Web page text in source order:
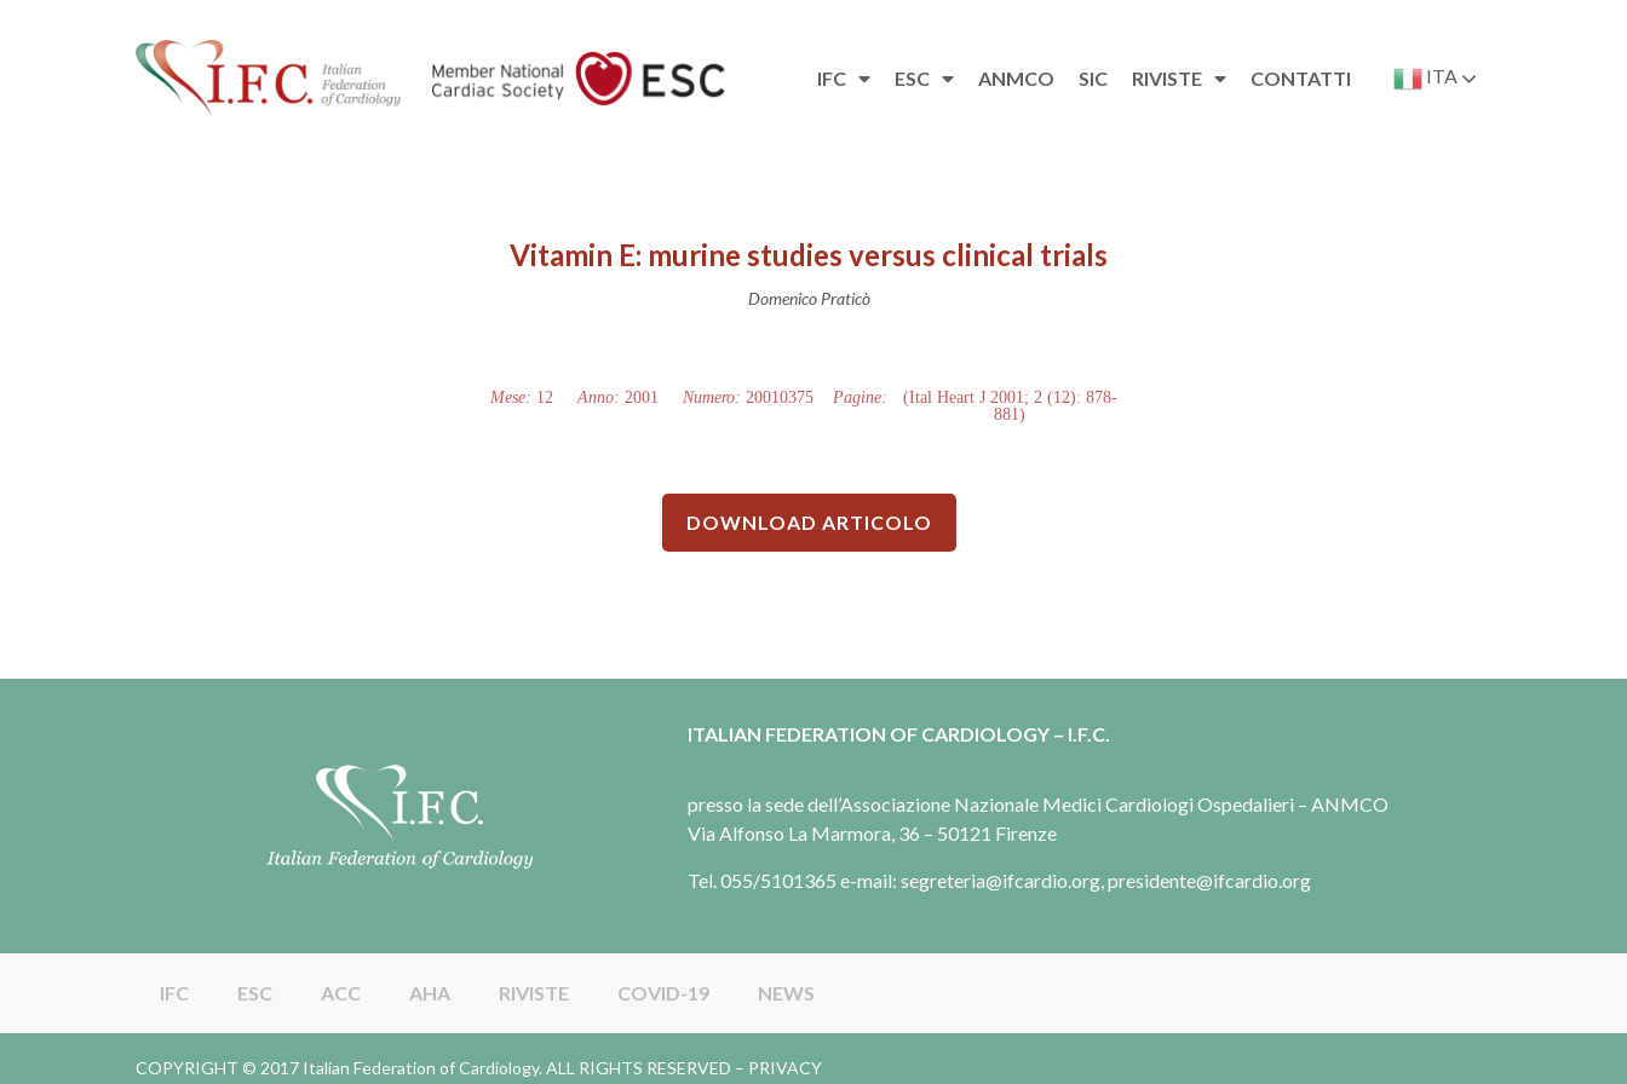
IFC ESC ANMCO SIC RIVISTE CONTATTI ITA
Vitamin E: murine studies versus clinical trials
Domenico Praticò
Mese: 12 Anno: 2001 Numero: 20010375 Pagine:
(Ital Heart J 2001; 2 (12): 878-
881)
DOWNLOAD ARTICOLO
ITALIAN FEDERATION OF CARDIOLOGY – I.F.C.
presso la sede dell’Associazione Nazionale Medici Cardiologi Ospedalieri – ANMCO
Via Alfonso La Marmora, 36 – 50121 Firenze
Tel. 055/5101365 e-mail: segreteria@ifcardio.org, presidente@ifcardio.org
IFC ESC ACC AHA RIVISTE COVID-19 NEWS
COPYRIGHT © 2017 Italian Federation of Cardiology. ALL RIGHTS RESERVED – PRIVACY